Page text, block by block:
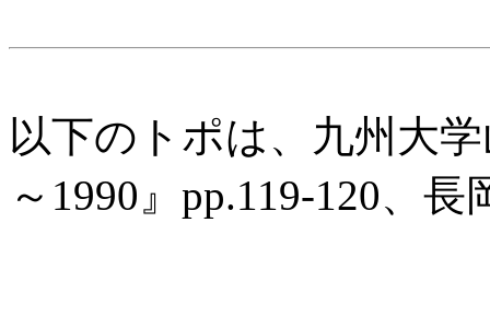
以下のトポは、九州大
～1990』pp.119-120、